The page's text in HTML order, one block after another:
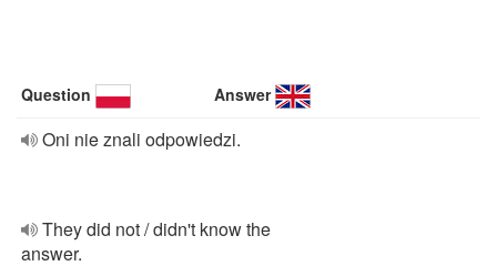
Question Answer
Oni nie znali odpowiedzi.
They did not / didn't know the
answer.